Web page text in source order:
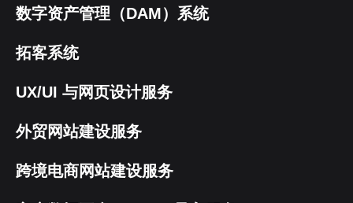
数字资产管理（DAM）系统
拓客系统
UX/UI 与网页设计服务
外贸网站建设服务
跨境电商网站建设服务